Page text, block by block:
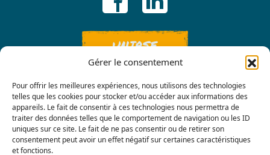
Gérer le consentement
Pour offrir les meilleures expériences, nous utilisons des technologies
telles que les cookies pour stocker et/ou accéder aux informations des
appareils. Le fait de consentir à ces technologies nous permettra de
traiter des données telles que le comportement de navigation ou les ID
uniques sur ce site. Le fait de ne pas consentir ou de retirer son
consentement peut avoir un effet négatif sur certaines caractéristiques
et fonctions.
UNIRSE
Contáctenos